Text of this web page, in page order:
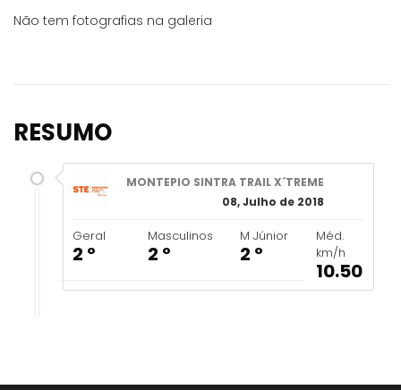
Não tem fotografias na galeria
RESUMO
MONTEPIO SINTRA TRAIL X´TREME
08, Julho de 2018
Geral
2 º
Masculinos
2 º
M Júnior
2 º
Méd.
km/h
10.50